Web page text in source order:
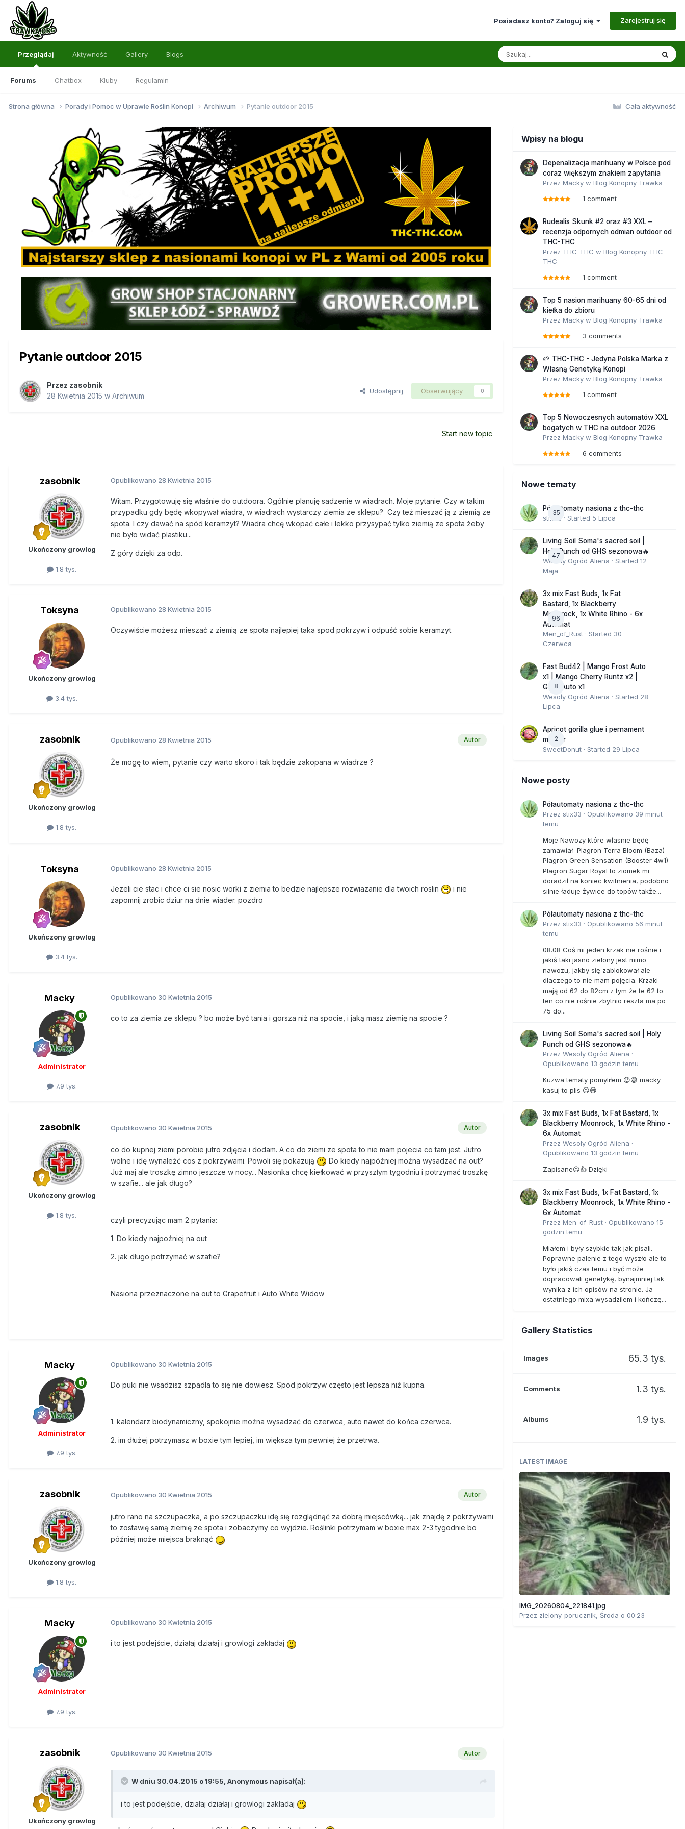
Posiadasz konto? Zaloguj się Zarejestruj się
Przeglądaj
Forums Chatbox Kluby Regulamin
Aktywność Gallery Blogs
Cała aktywność
Strona główna Porady i Pomoc w Uprawie Roślin Konopi Archiwum Pytanie outdoor 2015
Pytanie outdoor 2015
Przez zasobnik
28 Kwietnia 2015 w Archiwum
Udostępnij Obserwujący 0
Start new topic
zasobnik
Ukończony growlog
1.8 tys.
Opublikowano 28 Kwietnia 2015
Witam. Przygotowuję się właśnie do outdoora. Ogólnie planuję sadzenie w wiadrach. Moje pytanie. Czy w takim
przypadku gdy będę wkopywał wiadra, w wiadrach wystarczy ziemia ze sklepu? Czy też mieszać ją z ziemią ze
spota. I czy dawać na spód keramzyt? Wiadra chcę wkopać całe i lekko przysypać tylko ziemią ze spota żeby
nie było widać plastiku...
Z góry dzięki za odp.
Toksyna
Ukończony growlog
3.4 tys.
Opublikowano 28 Kwietnia 2015
Oczywiście możesz mieszać z ziemią ze spota najlepiej taka spod pokrzyw i odpuść sobie keramzyt.
zasobnik
Ukończony growlog
1.8 tys.
Autor
Opublikowano 28 Kwietnia 2015
Że mogę to wiem, pytanie czy warto skoro i tak będzie zakopana w wiadrze ?
Toksyna
Ukończony growlog
3.4 tys.
Opublikowano 28 Kwietnia 2015
Jezeli cie stac i chce ci sie nosic worki z ziemia to bedzie najlepsze rozwiazanie dla twoich roslin
i nie
zapomnij zrobic dziur na dnie wiader. pozdro
Macky
Administrator
7.9 tys.
Opublikowano 30 Kwietnia 2015
co to za ziemia ze sklepu ? bo może być tania i gorsza niż na spocie, i jaką masz ziemię na spocie ?
zasobnik
Ukończony growlog
1.8 tys.
Autor
Opublikowano 30 Kwietnia 2015
co do kupnej ziemi porobie jutro zdjęcia i dodam. A co do ziemi ze spota to nie mam pojecia co tam jest. Jutro
wolne i idę wynaleźć cos z pokrzywami. Powoli się pokazują
Do kiedy najpóźniej można wysadzać na out?
Już maj ale troszkę zimno jeszcze w nocy... Nasionka chcę kiełkować w przyszłym tygodniu i potrzymać troszkę
w szafie... ale jak długo?
czyli precyzując mam 2 pytania:
1. Do kiedy najpoźniej na out
2. jak długo potrzymać w szafie?
Nasiona przeznaczone na out to Grapefruit i Auto White Widow
Macky
Administrator
7.9 tys.
Opublikowano 30 Kwietnia 2015
Do puki nie wsadzisz szpadla to się nie dowiesz. Spod pokrzyw często jest lepsza niż kupna.
1. kalendarz biodynamiczny, spokojnie można wysadzać do czerwca, auto nawet do końca czerwca.
2. im dłużej potrzymasz w boxie tym lepiej, im większa tym pewniej że przetrwa.
zasobnik
Ukończony growlog
1.8 tys.
Autor
Opublikowano 30 Kwietnia 2015
jutro rano na szczupaczka, a po szczupaczku idę się rozglądnąć za dobrą miejscówką... jak znajdę z pokrzywami
to zostawię samą ziemię ze spota i zobaczymy co wyjdzie. Roślinki potrzymam w boxie max 2-3 tygodnie bo
później może miejsca braknąć
Macky
Administrator
7.9 tys.
Opublikowano 30 Kwietnia 2015
i to jest podejście, działaj działaj i growlogi zakładaj
zasobnik
Ukończony growlog
Autor
Opublikowano 30 Kwietnia 2015
W dniu 30.04.2015 o 19:55, Anonymous napisał(a):
i to jest podejście, działaj działaj i growlogi zakładaj
Wpisy na blogu
Depenalizacja marihuany w Polsce pod
coraz większym znakiem zapytania
Przez Macky w Blog Konopny Trawka
1 comment
Rudealis Skunk #2 oraz #3 XXL –
recenzja odpornych odmian outdoor od
THC-THC
Przez THC-THC w Blog Konopny THC-
THC
1 comment
Top 5 nasion marihuany 60-65 dni od
kiełka do zbioru
Przez Macky w Blog Konopny Trawka
3 comments
🌱 THC-THC - Jedyna Polska Marka z
Własną Genetyką Konopi
Przez Macky w Blog Konopny Trawka
1 comment
Top 5 Nowoczesnych automatów XXL
bogatych w THC na outdoor 2026
Przez Macky w Blog Konopny Trawka
6 comments
Nowe tematy
35
Półautomaty nasiona z thc-thc
stix33 · Started 5 Lipca
47
Living Soil Soma's sacred soil |
Holy Punch od GHS sezonowa🔥
Wesoły Ogród Aliena · Started 12
Maja
96
3x mix Fast Buds, 1x Fat
Bastard, 1x Blackberry
Moonrock, 1x White Rhino - 6x
Automat
Men_of_Rust · Started 30
Czerwca
8
Fast Bud42 | Mango Frost Auto
x1 | Mango Cherry Runtz x2 |
GMO Auto x1
Wesoły Ogród Aliena · Started 28
Lipca
2
Apricot gorilla glue i pernament
marker
SweetDonut · Started 29 Lipca
Nowe posty
Półautomaty nasiona z thc-thc
Przez stix33 · Opublikowano 39 minut
temu
Moje Nawozy które własnie będę
zamawiał Plagron Terra Bloom (Baza)
Plagron Green Sensation (Booster 4w1)
Plagron Sugar Royal to ziomek mi
doradził na koniec kwitnienia, podobno
silnie ładuje żywice do topów także...
Półautomaty nasiona z thc-thc
Przez stix33 · Opublikowano 56 minut
temu
08.08 Coś mi jeden krzak nie rośnie i
jakiś taki jasno zielony jest mimo
nawozu, jakby się zablokował ale
dlaczego to nie mam pojęcia. Krzaki
mają od 62 do 82cm z tym że te 62 to
ten co nie rośnie zbytnio reszta ma po
75 do...
Living Soil Soma's sacred soil | Holy
Punch od GHS sezonowa🔥
Przez Wesoły Ogród Aliena ·
Opublikowano 13 godzin temu
Kuzwa tematy pomyliłem 😉😅 macky
kasuj to plis 😉😅
3x mix Fast Buds, 1x Fat Bastard, 1x
Blackberry Moonrock, 1x White Rhino -
6x Automat
Przez Wesoły Ogród Aliena ·
Opublikowano 13 godzin temu
Zapisane😉👍 Dzięki
3x mix Fast Buds, 1x Fat Bastard, 1x
Blackberry Moonrock, 1x White Rhino -
6x Automat
Przez Men_of_Rust · Opublikowano 15
godzin temu
Miałem i były szybkie tak jak pisali.
Poprawne palenie z tego wyszło ale to
było jakiś czas temu i być może
dopracowali genetykę, bynajmniej tak
wynika z ich opisów na stronie. Ja
ostatniego mixa wysadzilem i kończę...
Gallery Statistics
Images 65.3 tys.
Comments 1.3 tys.
Albums 1.9 tys.
LATEST IMAGE
IMG_20260804_221841.jpg
Przez zielony_porucznik, Środa o 00:23